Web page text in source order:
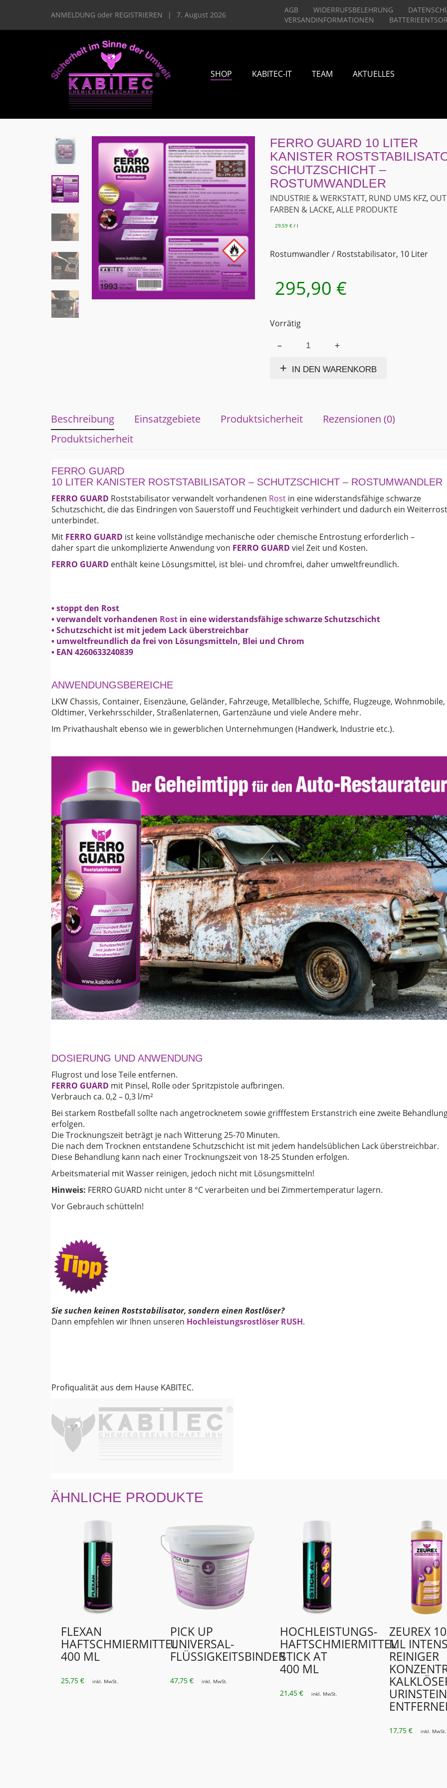
ANMELDUNG oder REGISTRIEREN | 7. August 2026
AGB WIDERRUFSBELEHRUNG
VERSANDINFORMATIONEN
SHOP KABITEC-IT TEAM AKTUELLES
FERRO GUARD 10 LITER
KANISTER
SCHUTZSCHICHT –
ROSTUMWANDLER
INDUSTRIE & WERKSTATT, RUND UMS KFZ,
FARBEN & LACKE, ALLE PRODUKTE
29,59 €/ l
Rostumwandler / Roststabilisator, 10 Liter
295,90 €
Vorrätig
GUARD
LITER
Schutzschicht
IN DEN WARENKORB
Beschreibung Einsatzgebiete Produktsicherheit
Rezensionen (0)
Produktsicherheit
FERRO GUARD
10 LITER KANISTER ROSTSTABILISATOR – SCHUTZSCHICHT – ROSTUMWANDLER
FERRO GUARD Roststabilisator verwandelt vorhandenen Rost in eine widerstandsfähige schwarze
Schutzschicht, die das Eindringen von Sauerstoff und Feuchtigkeit verhindert und dadurch ein
unterbindet.
Mit FERRO GUARD ist keine vollständige mechanische oder chemische Entrostung erforderlich –
daher spart die unkomplizierte Anwendung von FERRO GUARD viel Zeit und Kosten.
FERRO GUARD enthält keine Lösungsmittel, ist blei- und chromfrei, daher umweltfreundlich.
• stoppt den Rost
• verwandelt vorhandenen Rost in eine widerstandsfähige schwarze Schutzschicht
• Schutzschicht ist mit jedem Lack überstreichbar
• umweltfreundlich da frei von Lösungsmitteln, Blei und Chrom
• EAN 4260633240839
ANWENDUNGSBEREICHE
LKW Chassis, Container, Eisenzäune, Geländer, Fahrzeuge, Metallbleche, Schiffe, Flugzeuge, Wohnmobile,
Oldtimer, Verkehrsschilder, Straßenlaternen, Gartenzäune und viele Andere mehr.
Im Privathaushalt ebenso wie in gewerblichen Unternehmungen (Handwerk, Industrie etc.).
DOSIERUNG UND ANWENDUNG
Flugrost und lose Teile entfernen.
FERRO GUARD mit Pinsel, Rolle oder Spritzpistole aufbringen.
Verbrauch ca. 0,2 – 0,3 l/m²
Bei starkem Rostbefall sollte nach angetrocknetem sowie grifffestem Erstanstrich eine zweite
erfolgen.
Die Trocknungszeit beträgt je nach Witterung 25-70 Minuten.
Die nach dem Trocknen entstandene Schutzschicht ist mit jedem handelsüblichen Lack überstreichbar.
Diese Behandlung kann nach einer Trocknungszeit von 18-25 Stunden erfolgen.
Arbeitsmaterial mit Wasser reinigen, jedoch nicht mit Lösungsmitteln!
Hinweis: FERRO GUARD nicht unter 8 °C verarbeiten und bei Zimmertemperatur lagern.
Vor Gebrauch schütteln!
Sie suchen keinen Roststabilisator, sondern einen Rostlöser?
Dann empfehlen wir Ihnen unseren Hochleistungsrostlöser RUSH.
Profiqualität aus dem Hause KABITEC.
ÄHNLICHE PRODUKTE
FLEXAN
HAFTSCHMIERMITTEL
400 ML
25,75 € inkl. MwSt.
PICK UP
UNIVERSAL-
FLÜSSIGKEITSBINDER
47,75€ inkl. MwSt.
HOCHLEISTUNGS-
HAFTSCHMIERMITTEL
STICK AT
400 ML
21,45 € inkl. MwSt.
ZEUREX
ML
REINIGER
17,75€ inkl. MwSt.